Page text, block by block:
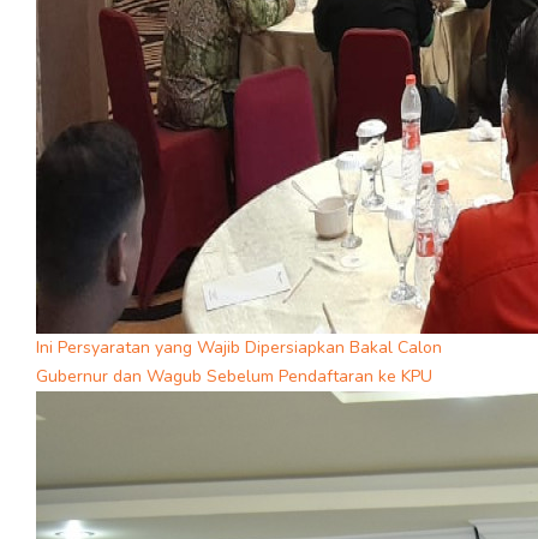
Ini Persyaratan yang Wajib Dipersiapkan Bakal Calon
Gubernur dan Wagub Sebelum Pendaftaran ke KPU